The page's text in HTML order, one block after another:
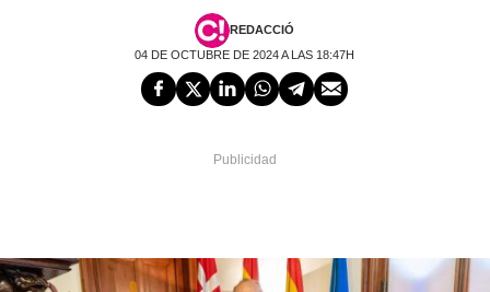
REDACCIÓ
04 DE OCTUBRE DE 2024 A LAS 18:47H